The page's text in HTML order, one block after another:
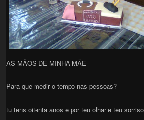
AS MÃOS DE MINHA MÃE
Para que medir o tempo nas pessoas?
tu tens oitenta anos e por teu olhar e teu sorriso